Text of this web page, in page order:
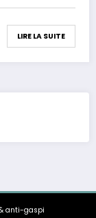
LIRE LA SUITE
anti-gaspi